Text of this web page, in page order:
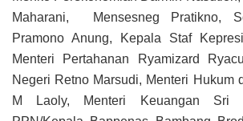
Maharani, Mensesneg Pratikno,
Pramono Anung, Kepala Staf
Menteri Pertahanan Ryamizard
Negeri Retno Marsudi, Menteri Hukum
M Laoly, Menteri Keuangan Sri